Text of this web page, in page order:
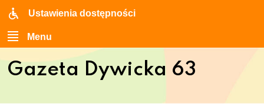
Ustawienia dostępności
Menu
Gazeta Dywicka 63